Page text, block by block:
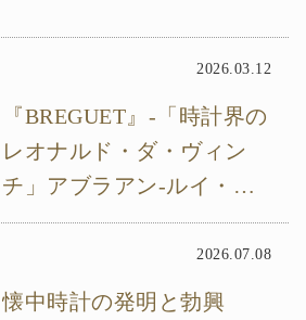
2026.03.12
『BREGUET』-「時計界の
レオナルド・ダ・ヴィン
チ」アブラアン-ルイ・ブ
レゲが遺した技術と美-
2026.07.08
懐中時計の発明と勃興